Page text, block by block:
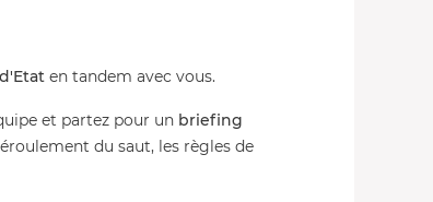
en tandem avec vous.
et partez pour un briefing
du saut, les règles de